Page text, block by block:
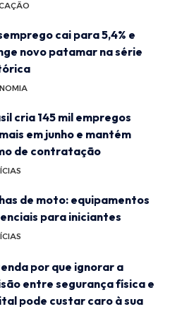
cai para 5,4% e
novo patamar na série
cria 145 mil empregos
em junho e mantém
de contratação
de moto: equipamentos
para iniciantes
por que ignorar a
entre segurança física e
pode custar caro à sua